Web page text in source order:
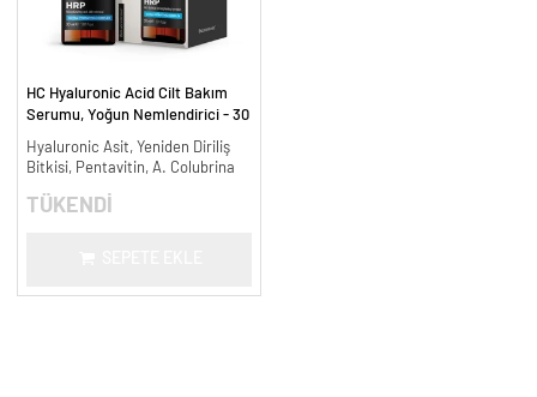
HC Hyaluronic Acid Cilt Bakım
Serumu, Yoğun Nemlendirici - 30
Hyaluronic Asit, Yeniden Diriliş
Bitkisi, Pentavitin, A. Colubrina
TÜKENDİ